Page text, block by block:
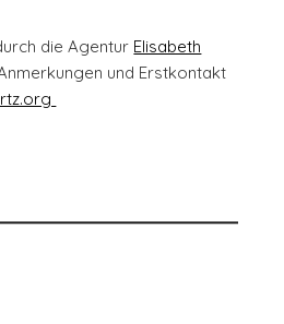
die Agentur Elisabeth
und Erstkontakt